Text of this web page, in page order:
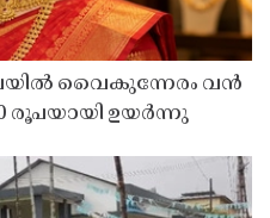
വൈകുന്നേരം വൻ
രൂപയായി ഉയർന്നു